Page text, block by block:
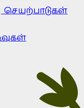
செயற்பாடுகள்